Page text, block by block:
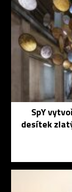
SpY
desítek